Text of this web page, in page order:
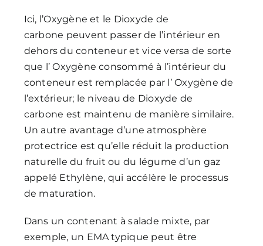
Ici, l’Oxygène et le Dioxyde de
carbone peuvent passer de l’intérieur en
dehors du conteneur et vice versa de sorte
que l’ Oxygène consommé à l’intérieur du
conteneur est remplacée par l’ Oxygène de
l’extérieur; le niveau de Dioxyde de
carbone est maintenu de manière similaire.
Un autre avantage d’une atmosphère
protectrice est qu’elle réduit la production
naturelle du fruit ou du légume d’un gaz
appelé Ethylène, qui accélère le processus
de maturation.
Dans un contenant à salade mixte, par
exemple, un EMA typique peut être